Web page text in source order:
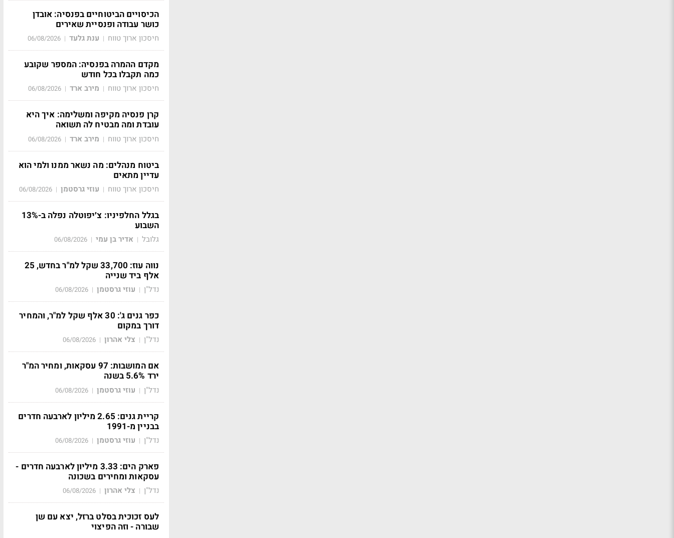
הכיסויים הביטוחיים בפנסיה: אובדן
כושר עבודה ופנסיית שאירים
חיסכון ארוך טווח | ענת גלעד |
06/08/2026
מקדם ההמרה בפנסיה: המספר שקובע
כמה תקבלו בכל חודש
חיסכון ארוך טווח | מירב ארד |
06/08/2026
קרן פנסיה מקיפה ומשלימה: איך היא
עובדת ומה מבטיח לה תשואה
חיסכון ארוך טווח | מירב ארד |
06/08/2026
ביטוח מנהלים: מה נשאר ממנו ולמי הוא
עדיין מתאים
חיסכון ארוך טווח | עוזי גרסטמן |
06/08/2026
בגלל החלפיניו: צ׳יפוטלה נפלה ב-13%
השבוע
גלובל | אדיר בן עמי |
06/08/2026
נווה עוז: 33,700 שקל למ"ר בחדש, 25
אלף ביד שנייה
נדל"ן | עוזי גרסטמן |
06/08/2026
כפר גנים ג': 30 אלף שקל למ"ר, והמחיר
דורך במקום
נדל"ן | צלי אהרון |
06/08/2026
אם המושבות: 97 עסקאות, ומחיר המ"ר
ירד 5.6% בשנה
נדל"ן | עוזי גרסטמן |
06/08/2026
קריית גנים: 2.65 מיליון לארבעה חדרים
בבניין מ-1991
נדל"ן | עוזי גרסטמן |
06/08/2026
פארק הים: 3.33 מיליון לארבעה חדרים -
עסקאות ומחירים בשכונה
נדל"ן | צלי אהרון |
06/08/2026
לעס זכוכית בסלט ברזל, יצא עם שן
שבורה - וזה הפיצוי